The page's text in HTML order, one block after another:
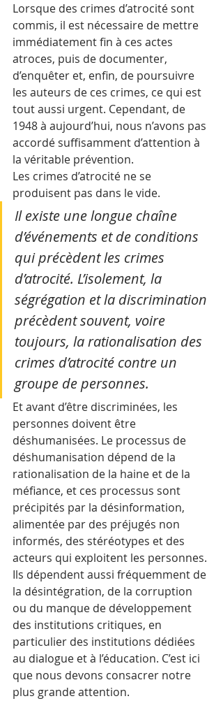
Lorsque des crimes d’atrocité sont
commis, il est nécessaire de mettre
immédiatement fin à ces actes
atroces, puis de documenter,
d’enquêter et, enfin, de poursuivre
les auteurs de ces crimes, ce qui est
tout aussi urgent. Cependant, de
1948 à aujourd’hui, nous n’avons pas
accordé suffisamment d’attention à
la véritable prévention.
Les crimes d’atrocité ne se
produisent pas dans le vide.
Il existe une longue chaîne
d’événements et de conditions
qui précèdent les crimes
d’atrocité. L’isolement, la
ségrégation et la discrimination
précèdent souvent, voire
toujours, la rationalisation des
crimes d’atrocité contre un
groupe de personnes.
Et avant d’être discriminées, les
personnes doivent être
déshumanisées. Le processus de
déshumanisation dépend de la
rationalisation de la haine et de la
méfiance, et ces processus sont
précipités par la désinformation,
alimentée par des préjugés non
informés, des stéréotypes et des
acteurs qui exploitent les personnes.
Ils dépendent aussi fréquemment de
la désintégration, de la corruption
ou du manque de développement
des institutions critiques, en
particulier des institutions dédiées
au dialogue et à l’éducation. C’est ici
que nous devons consacrer notre
plus grande attention.